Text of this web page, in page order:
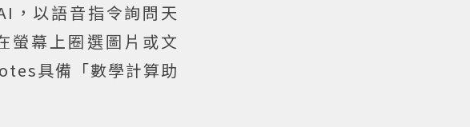
，以語音指令詢問天
螢幕上圈選圖片或文
具備「數學計算助